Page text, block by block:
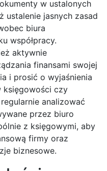
w ustalonych
ustalenie jasnych zasad
biura
współpracy.
aktywnie
finansami swojej
i prosić o wyjaśnienia
księgowości czy
analizować
przez biuro
z księgowymi, aby
firmy oraz
biznesowe.